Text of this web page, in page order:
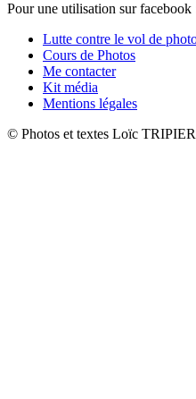
Pour une utilisation sur facebook
Lutte contre le vol de
Cours de Photos
Me contacter
Kit média
Mentions légales
© Photos et textes Loïc